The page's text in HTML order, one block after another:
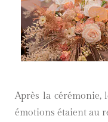
Après la cérémonie,
émotions étaient au